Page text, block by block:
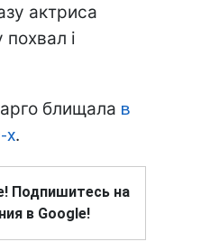
актриса
і
блищала в
х.
Подпишитесь на
в Google!